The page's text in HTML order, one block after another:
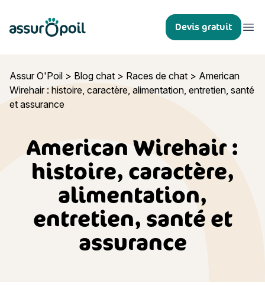
Assur O'Poil Devis gratuit
Assur O'Poil > Blog chat > Races de chat > American
Wirehair : histoire, caractère, alimentation, entretien, santé
et assurance
American Wirehair :
histoire, caractère,
alimentation,
entretien, santé et
assurance